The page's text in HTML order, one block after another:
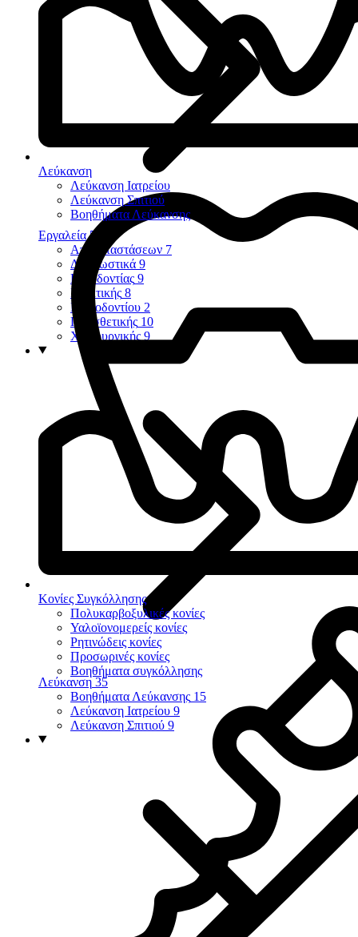
Λεύκανση
Λεύκανση Ιατρείου
Λεύκανση Σπιτιού
Βοηθήματα Λεύκανσης
Κονίες Συγκόλλησης
Πολυκαρβοξυλικές κονίες
Υαλοϊονομερείς κονίες
Ρητινώδεις κονίες
Προσωρινές κονίες
Βοηθήματα συγκόλλησης
Εργαλεία 58
Αποκαταστάσεων 7
Διαγνωστικά 9
Ενδοδοντίας 9
Εξακτικής 8
Περιοδοντίου 2
Προσθετικής 10
Χειρουργικής 9
Λεύκανση 35
Βοηθήματα Λεύκανσης 15
Λεύκανση Ιατρείου 9
Λεύκανση Σπιτιού 9